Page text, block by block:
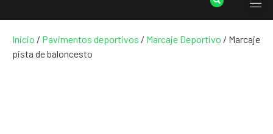
Inicio / Pavimentos deportivos / Marcaje Deportivo / Marcaje
pista de baloncesto